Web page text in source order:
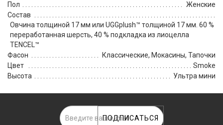
Пол
Женские
Состав
Овчина толщиной 17 мм или UGGplush™ толщиной 17 мм. 60 %
переработанная шерсть, 40 % подкладка из лиоцелла
TENCEL™
Фасон
Классические, Мокасины, Тапочки
Цвет
Smoke
Высота
Ультра мини
ПОДПИСАТЬСЯ